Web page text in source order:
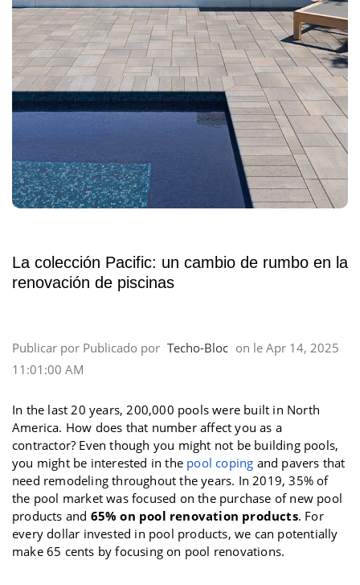
La colección Pacific: un cambio de rumbo en la
renovación de piscinas
Publicar por Publicado por Techo-Bloc on le Apr 14, 2025
11:01:00 AM
In the last 20 years, 200,000 pools were built in North
America. How does that number affect you as a
contractor? Even though you might not be building pools,
you might be interested in the pool coping and pavers that
need remodeling throughout the years. In 2019, 35% of
the pool market was focused on the purchase of new pool
products and 65% on pool renovation products. For
every dollar invested in pool products, we can potentially
make 65 cents by focusing on pool renovations.